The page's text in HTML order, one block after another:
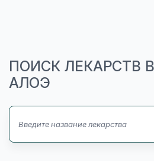
ПОИСК ЛЕКАРСТВ
АЛОЭ